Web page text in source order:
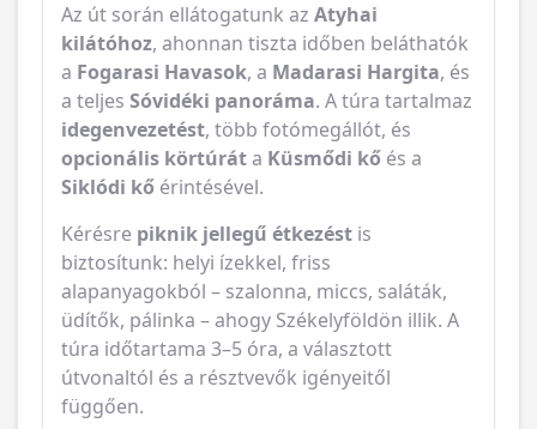
Az út során ellátogatunk az Atyhai
kilátóhoz, ahonnan tiszta időben beláthatók
a Fogarasi Havasok, a Madarasi Hargita, és
a teljes Sóvidéki panoráma. A túra tartalmaz
idegenvezetést, több fotómegállót, és
opcionális körtúráta Küsmődi kő és a
Siklódi kő érintésével.
Kérésre piknik jellegű étkezést is
biztosítunk: helyi ízekkel, friss
alapanyagokból – szalonna, miccs, saláták,
üdítők, pálinka – ahogy Székelyföldön illik. A
túra időtartama 3–5 óra, a választott
útvonaltól és a résztvevők igényeitől
függően.